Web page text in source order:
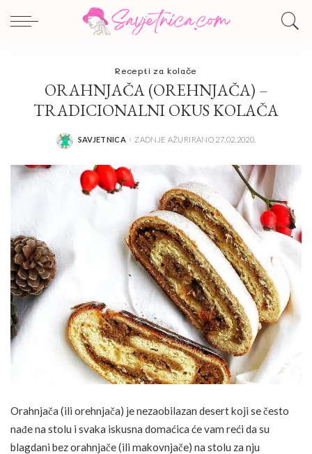
Recepti za kolače
ORAHNJAČA (OREHNJAČA) –
TRADICIONALNI OKUS KOLAČA
POSTED
SAVJETNICA ZADNJE AŽURIRANO 27.02.2020.
Orahnjača (ili orehnjača) je nezaobilazan desert koji se često
nađe na stolu i svaka iskusna domaćica će vam reći da su
blagdani bez orahnjače (ili makovnjače) na stolu za nju